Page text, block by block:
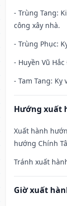
- Trùng Tang:
công xây nhà.
- Trùng Phục:
- Huyền Vũ
- Tam Tang:
Hướng xuất
Xuất hành
hướng Chính
Tránh xuất
Giờ xuất